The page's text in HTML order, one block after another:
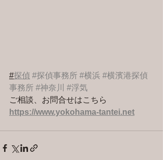
#探偵 #探偵事務所 #横浜 #横濱港探偵
事務所 #神奈川
#浮気
ご相談、お問合せはこちら
https://www.yokohama-tantei.net